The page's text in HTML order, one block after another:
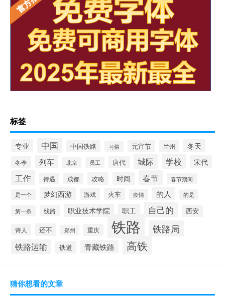
标签
专业 中国 中国铁路 习俗 元宵节 兰州 冬天
冬季 列车 北京 员工 唐代 城际 学校 宋代
工作 待遇 成都 攻略 时间 春节 春节期间
是一个 梦幻西游 游戏 火车 疫情 的人 的是
第一条 线路 职业技术学院 职工 自己的 西安
诗人 还不 郑州 重庆 铁路 铁路局
铁路运输 铁道 青藏铁路 高铁
猜你想看的文章